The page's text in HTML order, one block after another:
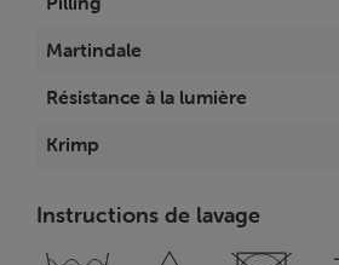
Martindale
Résistance à la lumière
Krimp
Instructions de lavage